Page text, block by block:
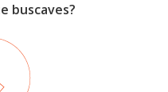
buscaves?